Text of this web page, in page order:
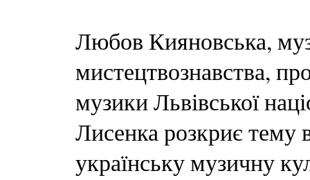
Любов Кияновська,
мистецтвознавства,
музики Львівської
Лисенка розкриє тему
українську музичну